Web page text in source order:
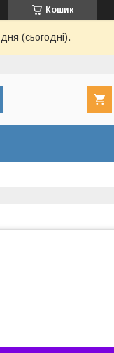
Кошик
(сьогодні).